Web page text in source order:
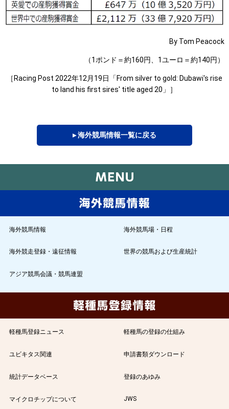
By Tom Peacock
（1ポンド＝約160円、1ユーロ＝約140円）
［Racing Post 2022年12月19日「From silver to gold: Dubawi's rise
to land his first sires' title aged 20」］
▸ 海外競馬情報一覧に戻る
海外競馬情報 海外競馬場・日程
海外競走登録・遠征情報 世界の競馬および生産統計
アジア競馬会議・競馬連盟
軽種馬登録ニュース 軽種馬の登録の仕組み
ユビキタス関連 申請書類ダウンロード
統計データベース 登録のあゆみ
マイクロチップについて JWS